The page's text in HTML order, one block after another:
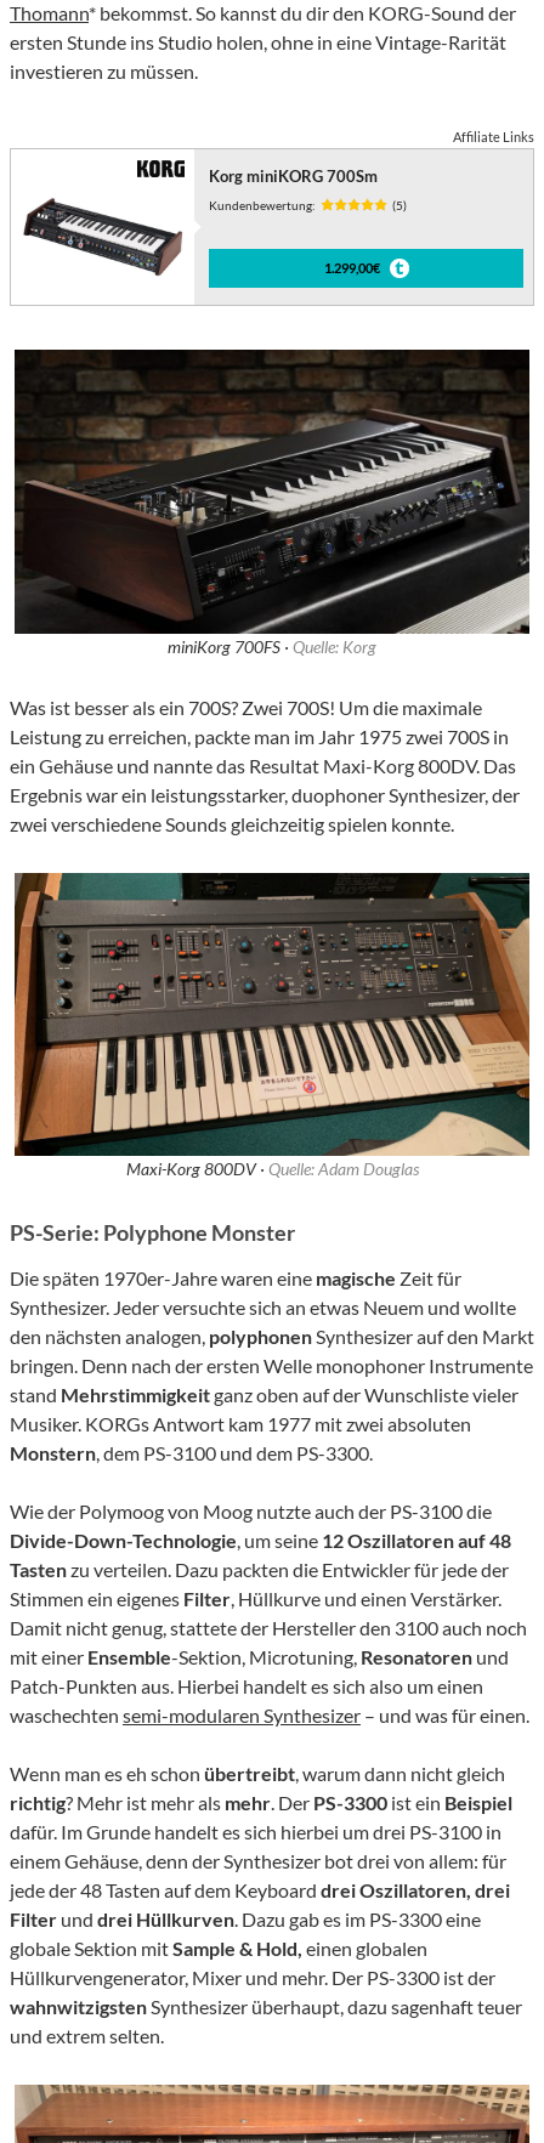
Thomann* bekommst. So kannst du dir den KORG-Sound der
ersten Stunde ins Studio holen, ohne in eine Vintage-Rarität
investieren zu müssen.
Affiliate Links
Korg miniKORG 700Sm
Kundenbewertung: (5)
1.299,00€
miniKorg 700FS · Quelle: Korg
Was ist besser als ein 700S? Zwei 700S! Um die maximale
Leistung zu erreichen, packte man im Jahr 1975 zwei 700S in
ein Gehäuse und nannte das Resultat Maxi-Korg 800DV. Das
Ergebnis war ein leistungsstarker, duophoner Synthesizer, der
zwei verschiedene Sounds gleichzeitig spielen konnte.
Maxi-Korg 800DV · Quelle: Adam Douglas
PS-Serie: Polyphone Monster
Die späten 1970er-Jahre waren eine magische Zeit für
Synthesizer. Jeder versuchte sich an etwas Neuem und wollte
den nächsten analogen, polyphonenSynthesizer auf den Markt
bringen. Denn nach der ersten Welle monophoner Instrumente
stand Mehrstimmigkeitganz oben auf der Wunschliste vieler
Musiker. KORGs Antwort kam 1977 mit zwei absoluten
Monstern, dem PS-3100 und dem PS-3300.
Wie der Polymoog von Moog nutzte auch der PS-3100 die
Divide-Down-Technologie, um seine 12 Oszillatoren auf 48
Tastenzu verteilen. Dazu packten die Entwickler für jede der
Stimmen ein eigenes Filter, Hüllkurve und einen Verstärker.
Damit nicht genug, stattete der Hersteller den 3100 auch noch
mit einer Ensemble-Sektion, Microtuning, Resonatoren und
Patch-Punkten aus. Hierbei handelt es sich also um einen
waschechten semi-modularen Synthesizer – und was für einen.
Wenn man es eh schon übertreibt, warum dann nicht gleich
richtig? Mehr ist mehr als mehr. Der PS-3300 ist ein Beispiel
dafür. Im Grunde handelt es sich hierbei um drei PS-3100 in
einem Gehäuse, denn der Synthesizer bot drei von allem: für
jede der 48 Tasten auf dem Keyboard drei Oszillatoren, drei
Filter und drei Hüllkurven. Dazu gab es im PS-3300 eine
globale Sektion mitSample & Hold, einen globalen
Hüllkurvengenerator, Mixer und mehr. Der PS-3300 ist der
wahnwitzigstenSynthesizer überhaupt, dazu sagenhaft teuer
und extrem selten.